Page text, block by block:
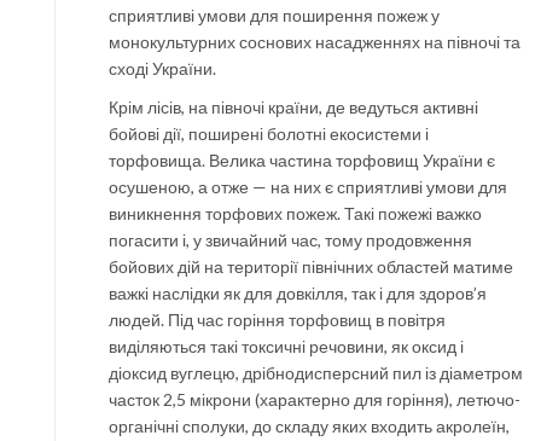
сприятливі умови для поширення пожеж у
монокультурних соснових насадженнях на півночі та
сході України.
Крім лісів, на півночі країни, де ведуться активні
бойові дії, поширені болотні екосистеми і
торфовища. Велика частина торфовищ України є
осушеною, а отже — на них є сприятливі умови для
виникнення торфових пожеж. Такі пожежі важко
погасити і, у звичайний час, тому продовження
бойових дій на території північних областей матиме
важкі наслідки як для довкілля, так і для здоров’я
людей. Під час горіння торфовищ в повітря
виділяються такі токсичні речовини, як оксид і
діоксид вуглецю, дрібнодисперсний пил із діаметром
часток 2,5 мікрони (характерно для горіння), летючо-
органічні сполуки, до складу яких входить акролеїн,